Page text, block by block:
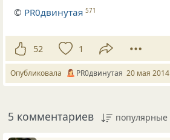
© PR0двинутая 571
52 1
Опубликовала PR0двинутая 20 мая 2014
5 комментариев популярные